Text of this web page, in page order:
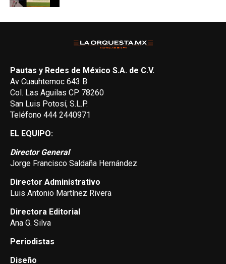
Pautas y Redes de México S.A. de C.V.
Av Cuauhtemoc 643 B
Col. Las Aguilas CP 78260
San Luis Potosí, S.L.P.
Teléfono 444 2440971
EL EQUIPO:
Director General
Jorge Francisco Saldaña Hernández
Director Administrativo
Luis Antonio Martínez Rivera
Directora Editorial
Ana G. Silva
Periodistas
Diseño